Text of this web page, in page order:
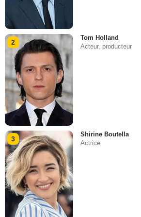
2
Tom Holland
Acteur, producteur
3
Shirine Boutella
Actrice